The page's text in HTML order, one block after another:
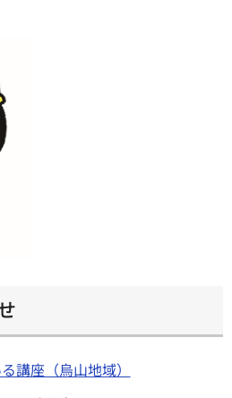
座（烏山地域）